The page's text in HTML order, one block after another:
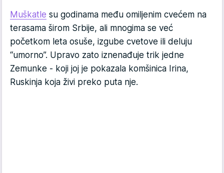
Muškatle su godinama među omiljenim cvećem na
terasama širom Srbije, ali mnogima se već
početkom leta osuše, izgube cvetove ili deluju
“umorno”. Upravo zato iznenađuje trik jedne
Zemunke - koji joj je pokazala komšinica Irina,
Ruskinja koja živi preko puta nje.